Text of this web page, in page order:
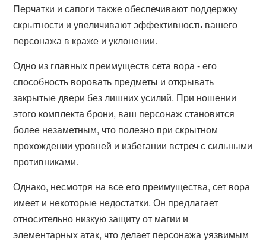
Перчатки и сапоги также обеспечивают поддержку
скрытности и увеличивают эффективность вашего
персонажа в краже и уклонении.
Одно из главных преимуществ сета вора - его
способность воровать предметы и открывать
закрытые двери без лишних усилий. При ношении
этого комплекта брони, ваш персонаж становится
более незаметным, что полезно при скрытном
прохождении уровней и избегании встреч с сильными
противниками.
Однако, несмотря на все его преимущества, сет вора
имеет и некоторые недостатки. Он предлагает
относительно низкую защиту от магии и
элементарных атак, что делает персонажа уязвимым